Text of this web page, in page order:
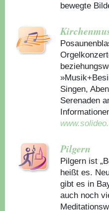
bewegte
Singen,
Serenaden
Pilgern
Pilgern ist
heißt es.
gibt es in
auch noch